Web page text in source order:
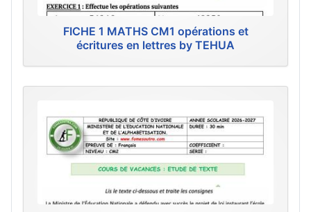
FICHE 1 MATHS CM1 opérations et
écritures en lettres by TEHUA